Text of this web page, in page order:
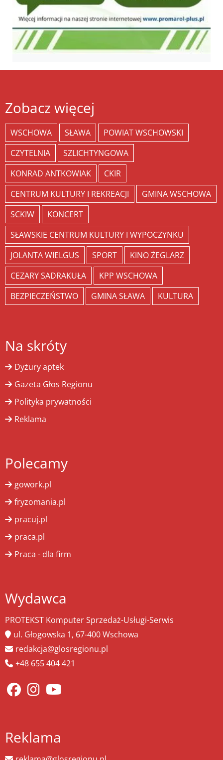
Zobacz więcej
WSCHOWA SŁAWA
POWIAT WSCHOWSKI
CZYTELNIA
SZLICHTYNGOWA
KONRAD ANTKOWIAK
CKIR
CENTRUM KULTURY I REKREACJI
GMINA WSCHOWA
SCKIW
KONCERT
SŁAWSKIE CENTRUM KULTURY I WYPOCZYNKU
JOLANTA WIELGUS
SPORT
KINO ŻEGLARZ
CEZARY SADRAKUŁA
KPP WSCHOWA
BEZPIECZEŃSTWO
GMINA SŁAWA KULTURA
Na skróty
Dyżury aptek
Gazeta Głos Regionu
Polityka prywatności
Reklama
Polecamy
gowork.pl
fryzomania.pl
pracuj.pl
praca.pl
Praca - dla firm
Wydawca
PROTEKST Komputer Sprzedaż-Usługi-Serwis
ul. Głogowska 1, 67-400 Wschowa
redakcja@glosregionu.pl
+48 655 404 421
Reklama